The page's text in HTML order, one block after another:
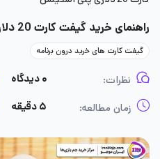
راهنمای خرید گیفت کارت 20 دلاری پلی استیشن
گیفت کارت های خرید درون برنامه
نظرات: ۰ دیدگاه
زمان مطالعه: ۵ دقیقه